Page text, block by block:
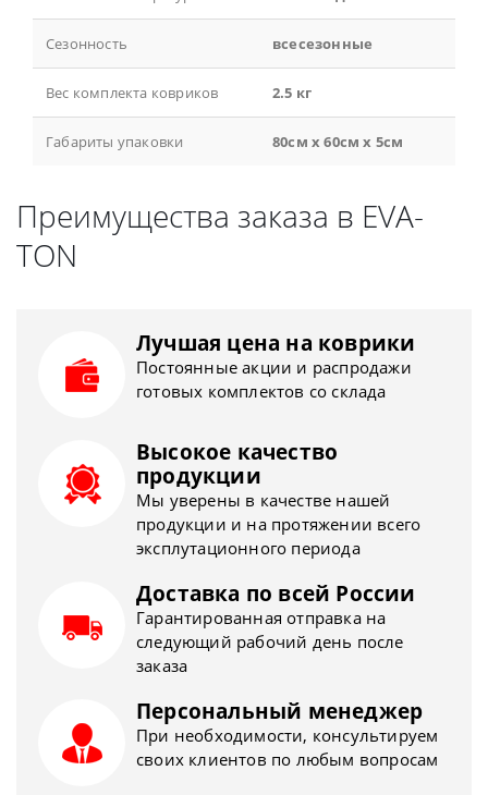
Сезонность всесезонные
Вес комплекта ковриков 2.5 кг
Габариты упаковки 80см x 60см x 5см
Преимущества заказа в EVA-
TON
Лучшая цена на коврики
Постоянные акции и распродажи
готовых комплектов со склада
Высокое качество
продукции
Мы уверены в качестве нашей
продукции и на протяжении всего
эксплутационного периода
Доставка по всей России
Гарантированная отправка на
следующий рабочий день после
заказа
Персональный менеджер
При необходимости, консультируем
своих клиентов по любым вопросам